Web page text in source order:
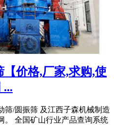
【价格,厂家,求购,使
...
筛/圆振筛 及江西子森机械制造
。 全国矿山行业产品查询系统